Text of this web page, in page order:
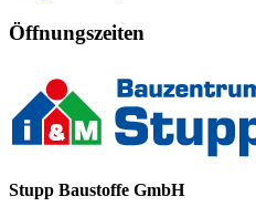
Öffnungszeiten
Stupp Baustoffe GmbH